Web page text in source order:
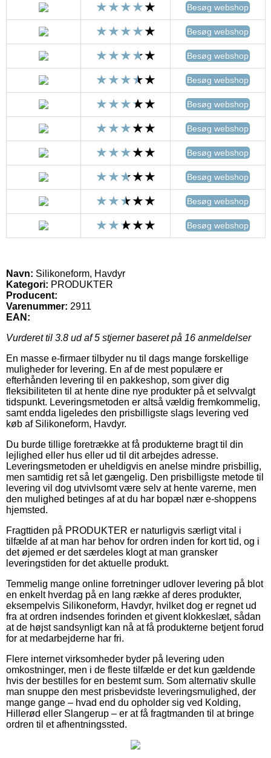
Besøg webshop
Besøg webshop
Besøg webshop
Besøg webshop
Besøg webshop
Besøg webshop
Besøg webshop
Besøg webshop
Besøg webshop
Besøg webshop
Navn: Silikoneform, Havdyr
Kategori: PRODUKTER
Producent:
Varenummer: 2911
EAN:
Vurderet til 3.8 ud af 5 stjerner baseret på 16 anmeldelser
En masse e-firmaer tilbyder nu til dags mange forskellige
muligheder for levering. En af de mest populære er
efterhånden levering til en pakkeshop, som giver dig
fleksibiliteten til at hente dine nye produkter på et selvvalgt
tidspunkt. Leveringsmetoden er altså vældig fremkommelig,
samt endda ligeledes den prisbilligste slags levering ved
køb af Silikoneform, Havdyr.
Du burde tillige foretrække at få produkterne bragt til din
lejlighed eller hus eller ud til dit arbejdes adresse.
Leveringsmetoden er uheldigvis en anelse mindre prisbillig,
men samtidig ret så let gængelig. Den prisbilligste metode til
levering vil dog utvivlsomt være selv at hente varerne, men
den mulighed betinges af at du har bopæl nær e-shoppens
hjemsted.
Fragttiden på PRODUKTER er naturligvis særligt vital i
tilfælde af at man har behov for ordren inden for kort tid, og i
det øjemed er det særdeles klogt at man gransker
leveringstiden for det aktuelle produkt.
Temmelig mange online forretninger udlover levering på blot
en enkelt hverdag på en lang række af deres produkter,
eksempelvis Silikoneform, Havdyr, hvilket dog er regnet ud
fra at ordren indsendes forinden et givent klokkeslæt, sådan
at de højst sandsynligt kan nå at få produkterne betjent forud
for at medarbejderne har fri.
Flere internet virksomheder byder på levering uden
omkostninger, men i de fleste tilfælde er det kun gældende
hvis der bestilles for en bestemt sum. Som alternativ skulle
man snuppe den mest prisbevidste leveringsmulighed, der
mange gange – hvad end du opholder sig ved Kolding,
Hillerød eller Slangerup – er at få fragtmanden til at bringe
ordren til et afhentningssted.